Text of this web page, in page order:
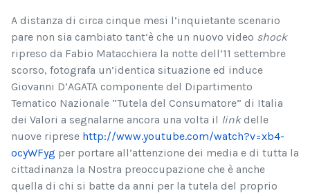
A distanza di circa cinque mesi l’inquietante scenario
pare non sia cambiato tant’è che un nuovo video shock
ripreso da Fabio Matacchiera la notte dell’11 settembre
scorso, fotografa un’identica situazione ed induce
Giovanni D’AGATA componente del Dipartimento
Tematico Nazionale “Tutela del Consumatore” di Italia
dei Valori a segnalarne ancora una volta il linkdelle
nuove riprese http://www.youtube.com/watch?v=xb4-
ocyWFyg per portare all’attenzione dei media e di tutta la
cittadinanza la Nostra preoccupazione che è anche
quella di chi si batte da anni per la tutela del proprio